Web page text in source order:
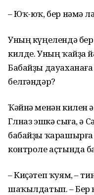
– Юҡ-юҡ, бер нәмә лә
Уның күңелендә
килде. Уның ҡайҙа
Бабайҙы
белгәндәр?
Ҡәйнә менән килен
Гөлназ эшкә сыға, ә
бабайҙы ҡарашырға
контроле аҫтында
– Киҫәтеп ҡуям, –
шаҡылдатып. –